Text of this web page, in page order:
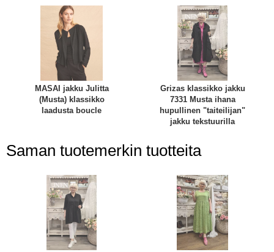
MASAI jakku Julitta
(Musta) klassikko
laadusta boucle
Grizas klassikko jakku
7331 Musta ihana
hupullinen "taiteilijan"
jakku tekstuurilla
Saman tuotemerkin tuotteita